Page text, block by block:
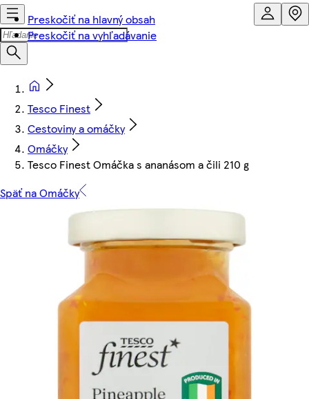
Preskočiť na hlavný obsah
Preskočiť na vyhľadávanie
Tesco Finest
Cestoviny a omáčky
Omáčky
Tesco Finest Omáčka s ananásom a čili 210 g
Späť na Omáčky